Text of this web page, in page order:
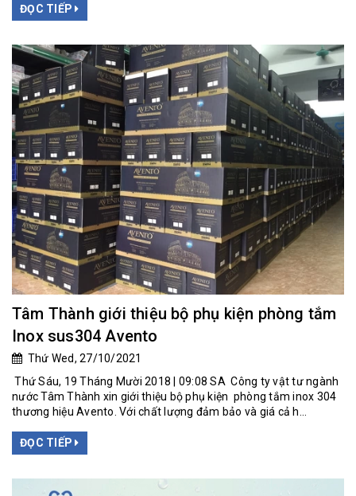
ĐỌC TIẾP
Tâm Thành giới thiệu bộ phụ kiện phòng tắm
Inox sus304 Avento
Thứ Wed, 27/10/2021
Thứ Sáu, 19 Tháng Mười 2018 | 09:08 SA Công ty vật tư ngành
nước Tâm Thành xin giới thiệu bộ phụ kiện phòng tắm inox 304
thương hiệu Avento. Với chất lượng đảm bảo và giá cả h...
ĐỌC TIẾP